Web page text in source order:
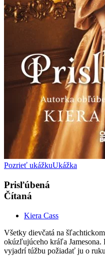
Pozrieť ukážkuUkážka
Prisľúbená
Čítaná
Kiera Cass
Všetky dievčatá na
okúzľujúceho kráľa
vyjadrí túžbu požiadať ju o